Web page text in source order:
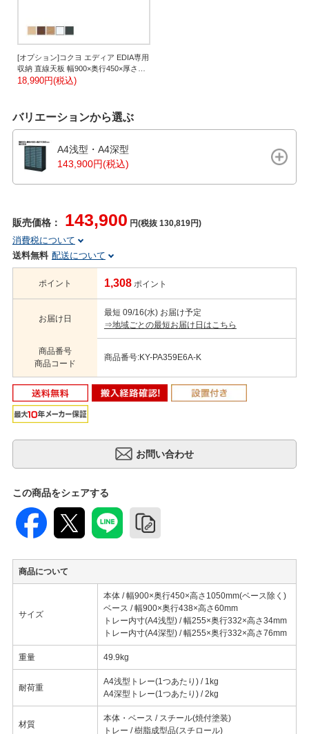
[オプション]コクヨ エディア EDIA専用
収納 直線天板 幅900×奥行450×厚さ
20mm BWUT-W9
18,990円(税込)
バリエーションから選ぶ
A4浅型・A4深型
143,900円(税込)
販売価格： 143,900 円(税抜 130,819円)
消費税について
送料無料 配送について
ポイント 1,308 ポイント
お届け日
最短 09/16(水) お届け予定
⇒地域ごとの最短お届け日はこちら
商品番号
商品コード
商品番号:KY-PA359E6A-K
この商品をシェアする
商品について
サイズ
本体 / 幅900×奥行450×高さ1050mm(ベース除く)
ベース / 幅900×奥行438×高さ60mm
トレー内寸(A4浅型) / 幅255×奥行332×高さ34mm
トレー内寸(A4深型) / 幅255×奥行332×高さ76mm
重量 49.9kg
耐荷重
A4浅型トレー(1つあたり) / 1kg
A4深型トレー(1つあたり) / 2kg
材質
本体・ベース / スチール(焼付塗装)
トレー / 樹脂成型品(スチロール)